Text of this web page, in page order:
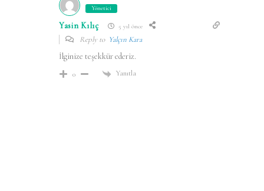
Yönetici
Yasin Kılıç 5 yıl önce
Reply to Yalçın Kara
İlginize teşekkür ederiz.
0 Yanıtla